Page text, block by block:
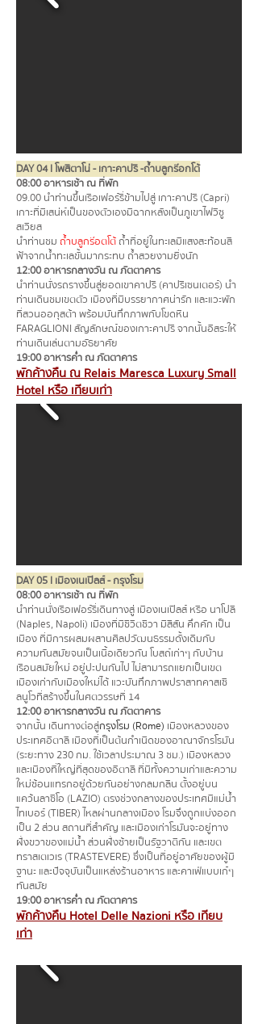
DAY 04 l โพสิตาโน่ - เกาะคาปรี -ถ้ำบลูกร๊อกโต้
08:00 อาหารเช้า ณ ที่พัก
09.00 นำท่านขึ้นเรือเฟอร์รี่ข้ามไปสู่ เกาะคาปรี (Capri)
เกาะที่มีเสน่ห์เป็นของตัวเองมีฉากหลังเป็นภูเขาไฟวิซู
สเวียส
นำท่านชม ถ้ำบลูกร๊อตโต้ ถ้ำที่อยู่ในทะเลมีแสงสะท้อนสี
ฟ้าจากน้ำทะเลขั้นมากระทบ ถ้ำสวยงามยิ่งนัก
12:00 อาหารกลางวัน ณ ภัตตาคาร
นำท่านนั่งรถรางขึ้นสู่ยอดเขาคาปรี (คาปรีเซนเตอร์) นำ
ท่านเดินชมเขตตัว เมืองที่มีบรรยากาศน่ารัก และแวะพัก
ที่สวนออกุสต้า พร้อมบันทึกภาพกับโขดหิน
FARAGLIONI สัญลักษณ์ของเกาะคาปรี จากนั้นอิสระให้
ท่านเดินเล่นตามอัธยาศัย
19:00 อาหารค่ำ ณ ภัตตาคาร
พักค้างคืน ณ Relais Maresca Luxury Small
Hotel หรือ เทียบเท่า
DAY 05 l เมืองเนเปิลส์ - กรุงโรม
08:00 อาหารเช้า ณ ที่พัก
นำท่านนั่งเรือเฟอร์รี่เดินทางสู่ เมืองเนเปิลส์ หรือ นาโปลี
(Naples, Napoli) เมืองที่มีชีวิตชีวา มีสีสัน คึกคัก เป็น
เมือง ที่มีการผสมผสานศิลปวัฒนธรรมดั้งเดิมกับ
ความทันสมัยจนเป็นเนื้อเดียวกัน โบสถ์เก่าๆ กับบ้าน
เรือนสมัยใหม่ อยู่ปะปนกันไป ไม่สามารถแยกเป็นเขต
เมืองเก่ากับเมืองใหม่ได้ แวะบันทึกภาพปราสาทคาสเซิ
ลนูโวที่สร้างขึ้นในศตวรรษที่ 14
12:00 อาหารกลางวัน ณ ภัตตาคาร
จากนั้น เดินทางต่อสู่กรุงโรม (Rome) เมืองหลวงของ
ประเทศอิตาลี เมืองที่เป็นต้นกำเนิดของอาณาจักรโรมัน
(ระยะทาง 230 กม. ใช้เวลาประมาณ 3 ชม.) เมืองหลวง
และเมืองที่ใหญ่ที่สุดของอิตาลี ที่มีทั้งความเก่าและความ
ใหม่ซ้อนแทรกอยู่ด้วยกันอย่างกลมกลืน ตั้งอยู่บน
แคว้นลาซิโอ (LAZIO) ตรงช่วงกลางของประเทศมีแม่น้ำ
ไทเบอร์ (TIBER) ไหลผ่านกลางเมือง โรมจึงถูกแบ่งออก
เป็น 2 ส่วน สถานที่สำคัญ และเมืองเก่าโรมันจะอยู่ทาง
ฝั่งขวาของแม่น้ำ ส่วนฝั่งซ้ายเป็นรัฐวาติกัน และเขต
ทราสเตเวเร (TRASTEVERE) ซึ่งเป็นที่อยู่อาศัยของผู้มี
ฐานะ และปัจจุบันเป็นแหล่งร้านอาหาร และคาเฟ่แบบเก๋ๆ
ทันสมัย
19:00 อาหารค่ำ ณ ภัตตาคาร
พักค้างคืน Hotel Delle Nazioni หรือ เทียบ
เท่า